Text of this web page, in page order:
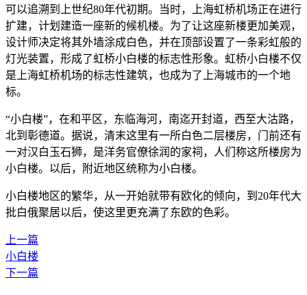
可以追溯到上世纪80年代初期。当时，上海虹桥机场正在进行
扩建，计划建造一座新的候机楼。为了让这座新楼更加美观，
设计师决定将其外墙涂成白色，并在顶部设置了一条彩虹般的
灯光装置，形成了虹桥小白楼的标志性形象。虹桥小白楼不仅
是上海虹桥机场的标志性建筑，也成为了上海城市的一个地
标。
“小白楼”，在和平区，东临海河，南迄开封道，西至大沽路，
北到彰德道。据说，清末这里有一所白色二层楼房，门前还有
一对汉白玉石狮，是洋务官僚徐润的家祠，人们称这所楼房为
小白楼。以后，附近地区统称为小白楼。
小白楼地区的繁华，从一开始就带有欧化的倾向，到20年代大
批白俄聚居以后，使这里更充满了东欧的色彩。
上一篇
小白楼
下一篇